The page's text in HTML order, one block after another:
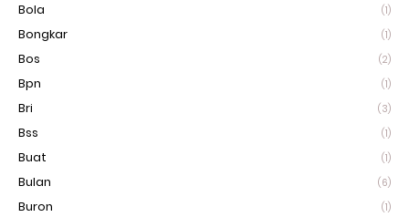
Bola (1)
Bongkar (1)
Bos (2)
Bpn (1)
Bri (3)
Bss (1)
Buat (1)
Bulan (6)
Buron (1)